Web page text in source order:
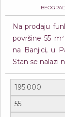
Na prodaju
površine 55
na Banjici, u
Stan se nalazi